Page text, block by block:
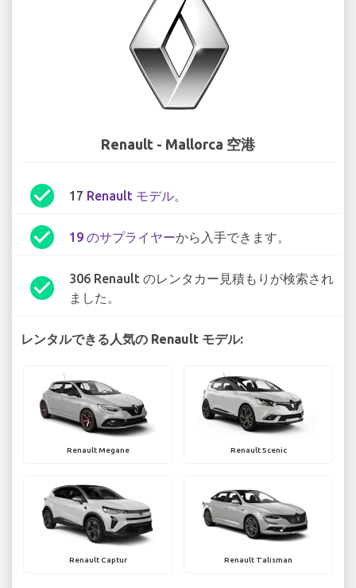
Renault - Mallorca 空港
check_circle 17 Renault モデル。
check_circle 19 のサプライヤーから入手できます。
check_circle
306 Renault のレンタカー見積もりが検索され
ました。
レンタルできる人気の Renault モデル:
Renault Megane Renault Scenic
Renault Captur Renault Talisman